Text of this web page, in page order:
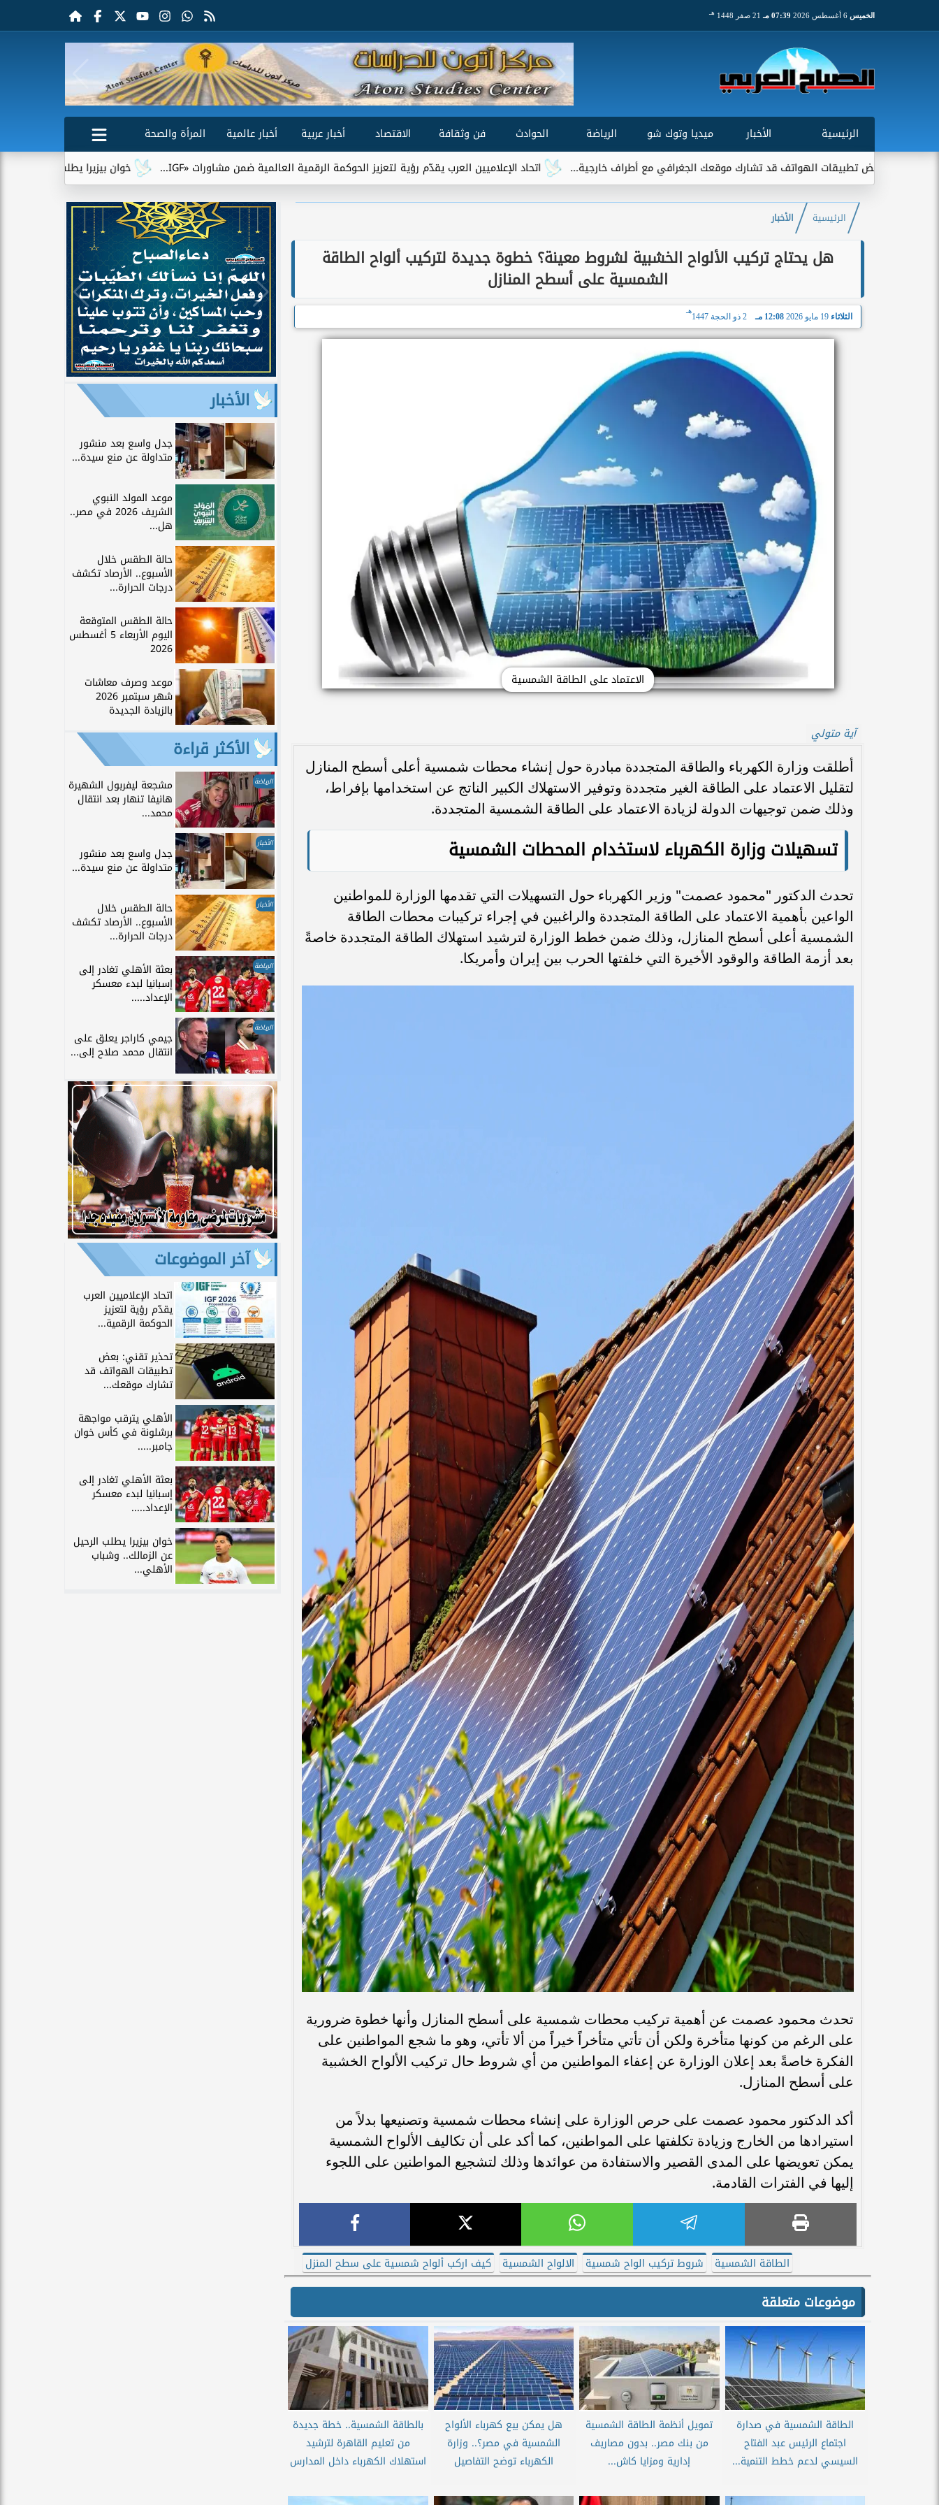
الخميس 07:39 مـ 21 صفر 1448 هـ
الرئيسية الأخبار ميديا وتوك شو الرياضة الحوادث فن وثقافة الاقتصاد أخبار عربية أخبار عالمية
المرأة والصحة
خوان بيزيرا يطلب الرحيل عن الزمالك.. وشباب
اتحاد الإعلاميين العرب يقدّم رؤية لتعزيز الحوكمة الرقمية العالمية ضمن مشاورات «IGF... الهواتف قد تشارك موقعك الجغرافي مع أطراف خارجية...
الرئيسية الأخبار
هل يحتاج تركيب الألواح الخشبية لشروط معينة؟ خطوة جديدة لتركيب ألواح الطاقة
الشمسية على أسطح المنازل
الثلاثاء 19 مايو 2026 12:08 مـ 2 ذو الحجة 1447
هـ
الاعتماد على الطاقة الشمسية
آية متولي
أطلقت وزارة الكهرباء والطاقة المتجددة مبادرة حول إنشاء محطات شمسية أعلى أسطح المنازل
لتقليل الاعتماد على الطاقة الغير متجددة وتوفير الاستهلاك الكبير الناتج عن استخدامها بإفراط،
وذلك ضمن توجيهات الدولة لزيادة الاعتماد على الطاقة الشمسية المتجددة.
تسهيلات وزارة الكهرباء لاستخدام المحطات الشمسية
تحدث الدكتور "محمود عصمت" وزير الكهرباء حول التسهيلات التي تقدمها الوزارة للمواطنين
الواعين بأهمية الاعتماد على الطاقة المتجددة والراغبين في إجراء تركيبات محطات الطاقة
الشمسية أعلى أسطح المنازل، وذلك ضمن خطط الوزارة لترشيد استهلاك الطاقة المتجددة خاصةً
بعد أزمة الطاقة والوقود الأخيرة التي خلفتها الحرب بين إيران وأمريكا.
تحدث محمود عصمت عن أهمية تركيب محطات شمسية على أسطح المنازل وأنها خطوة ضرورية
على الرغم من كونها متأخرة ولكن أن تأتي متأخراً خيراً من ألا تأتي، وهو ما شجع المواطنين على
الفكرة خاصةً بعد إعلان الوزارة عن إعفاء المواطنين من أي شروط حال تركيب الألواح الخشبية
على أسطح المنازل.
أكد الدكتور محمود عصمت على حرص الوزارة على إنشاء محطات شمسية وتصنيعها بدلاً من
استيرادها من الخارج وزيادة تكلفتها على المواطنين، كما أكد على أن تكاليف الألواح الشمسية
يمكن تعويضها على المدى القصير والاستفادة من عوائدها وذلك لتشجيع المواطنين على اللجوء
إليها في الفترات القادمة.
الطاقة الشمسية شروط تركيب الواح شمسية الالواح الشمسية كيف اركب ألواح شمسية على سطح المنزل
موضوعات متعلقة
الطاقة الشمسية في صدارة
اجتماع الرئيس عبد الفتاح
السيسي لدعم خطط التنمية...
تمويل أنظمة الطاقة الشمسية
من بنك مصر.. بدون مصاريف
إدارية ومزايا كاش...
هل يمكن بيع كهرباء الألواح
الشمسية في مصر؟.. وزارة
الكهرباء توضح التفاصيل
بالطاقة الشمسية.. خطة جديدة
من تعليم القاهرة لترشيد
استهلاك الكهرباء داخل المدارس
الأخبار
جدل واسع بعد منشور
متداولة عن منع سيدة...
موعد المولد النبوي
الشريف 2026 في مصر..
هل...
حالة الطقس خلال
الأسبوع.. الأرصاد تكشف
درجات الحرارة...
حالة الطقس المتوقعة
اليوم الأربعاء 5 أغسطس
2026
موعد وصرف معاشات
شهر سبتمبر 2026
بالزيادة الجديدة
الأكثر قراءة
الرياضة مشجعة ليفربول الشهيرة
هانيفا تنهار بعد انتقال
محمد...
الأخبار
جدل واسع بعد منشور
متداولة عن منع سيدة...
الأخبار حالة الطقس خلال
الأسبوع.. الأرصاد تكشف
درجات الحرارة...
الرياضة بعثة الأهلي تغادر إلى
إسبانيا لبدء معسكر
الإعداد.....
الرياضة
جيمي كاراجر يعلق على
انتقال محمد صلاح إلى...
آخر الموضوعات
اتحاد الإعلاميين العرب
يقدّم رؤية لتعزيز
الحوكمة الرقمية...
تحذير تقني: بعض
تطبيقات الهواتف قد
تشارك موقعك...
الأهلي يترقب مواجهة
برشلونة في كأس خوان
جامبر.....
بعثة الأهلي تغادر إلى
إسبانيا لبدء معسكر
الإعداد.....
خوان بيزيرا يطلب الرحيل
عن الزمالك.. وشباب
الأهلي...